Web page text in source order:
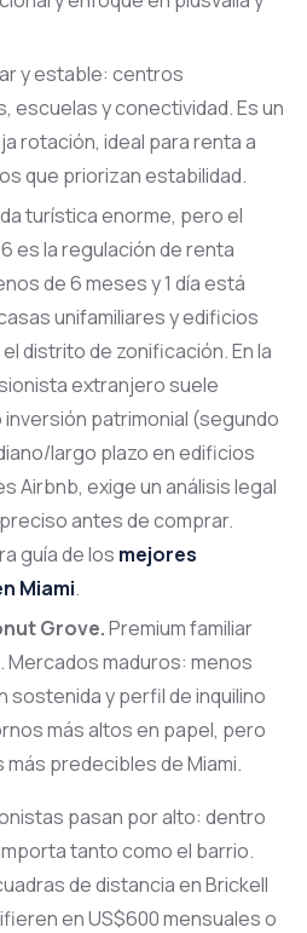
y estable: centros
escuelas y conectividad. Es un
rotación, ideal para renta a
que priorizan estabilidad.
turística enorme, pero el
es la regulación de renta
de 6 meses y 1 día está
unifamiliares y edificios
distrito de zonificación. En la
extranjero suele
patrimonial (segundo
largo plazo en edificios
Airbnb, exige un análisis legal
antes de comprar.
guía de los mejores
Miami.
Grove.Premium familiar
Mercados maduros: menos
sostenida y perfil de inquilino
más altos en papel, pero
predecibles de Miami.
pasan por alto: dentro
tanto como el barrio.
de distancia en Brickell
en US$600 mensuales o